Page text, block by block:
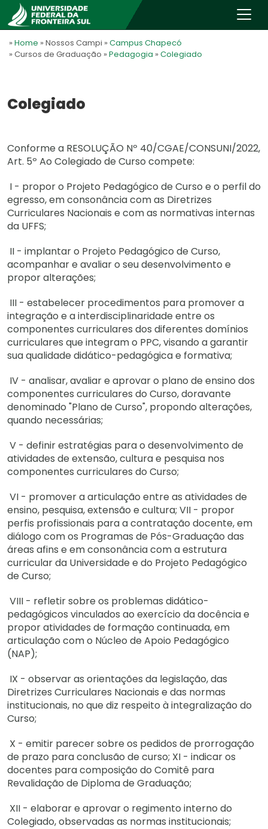
» Home » Nossos Campi » Campus Chapecó
» Cursos de Graduação » Pedagogia » Colegiado
Colegiado
Conforme a RESOLUÇÃO Nº 40/CGAE/CONSUNI/2022,
Art. 5º Ao Colegiado de Curso compete:
I - propor o Projeto Pedagógico de Curso e o perfil do
egresso, em consonância com as Diretrizes
Curriculares Nacionais e com as normativas internas
da UFFS;
II - implantar o Projeto Pedagógico de Curso,
acompanhar e avaliar o seu desenvolvimento e
propor alterações;
III - estabelecer procedimentos para promover a
integração e a interdisciplinaridade entre os
componentes curriculares dos diferentes domínios
curriculares que integram o PPC, visando a garantir
sua qualidade didático-pedagógica e formativa;
IV - analisar, avaliar e aprovar o plano de ensino dos
componentes curriculares do Curso, doravante
denominado "Plano de Curso", propondo alterações,
quando necessárias;
V - definir estratégias para o desenvolvimento de
atividades de extensão, cultura e pesquisa nos
componentes curriculares do Curso;
VI - promover a articulação entre as atividades de
ensino, pesquisa, extensão e cultura; VII - propor
perfis profissionais para a contratação docente, em
diálogo com os Programas de Pós-Graduação das
áreas afins e em consonância com a estrutura
curricular da Universidade e do Projeto Pedagógico
de Curso;
VIII - refletir sobre os problemas didático-
pedagógicos vinculados ao exercício da docência e
propor atividades de formação continuada, em
articulação com o Núcleo de Apoio Pedagógico
(NAP);
IX - observar as orientações da legislação, das
Diretrizes Curriculares Nacionais e das normas
institucionais, no que diz respeito à integralização do
Curso;
X - emitir parecer sobre os pedidos de prorrogação
de prazo para conclusão de curso; XI - indicar os
docentes para composição do Comitê para
Revalidação de Diploma de Graduação;
XII - elaborar e aprovar o regimento interno do
Colegiado, observadas as normas institucionais;